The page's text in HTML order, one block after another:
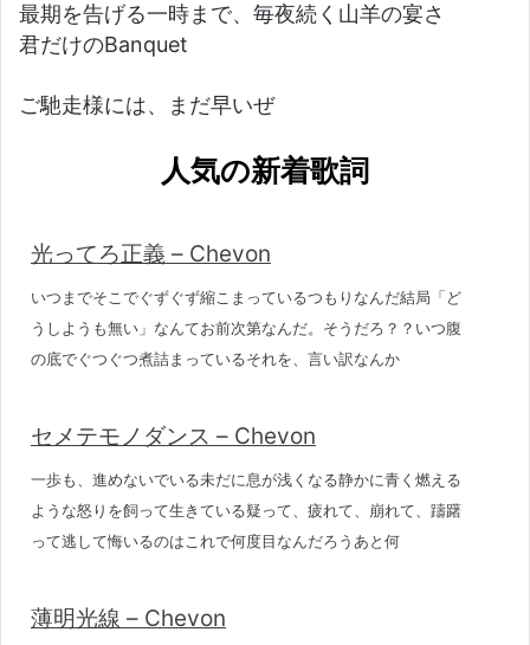
最期を告げる一時まで、毎夜続く山羊の宴さ
君だけのBanquet
ご馳走様には、まだ早いぜ
人気の新着歌詞
光ってろ正義 – Chevon
いつまでそこでぐずぐず縮こまっているつもりなんだ結局「ど
うしようも無い」なんてお前次第なんだ。そうだろ？？いつ腹
の底でぐつぐつ煮詰まっているそれを、言い訳なんか
セメテモノダンス – Chevon
一歩も、進めないでいる未だに息が浅くなる静かに青く燃える
ような怒りを飼って生きている疑って、疲れて、崩れて、躊躇
って逃して悔いるのはこれで何度目なんだろうあと何
薄明光線 – Chevon